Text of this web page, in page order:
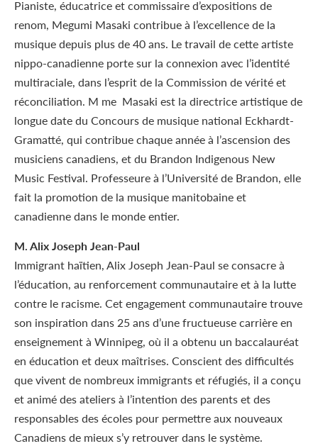
Pianiste, éducatrice et commissaire d’expositions de
renom, Megumi Masaki contribue à l’excellence de la
musique depuis plus de 40 ans. Le travail de cette artiste
nippo-canadienne porte sur la connexion avec l’identité
multiraciale, dans l’esprit de la Commission de vérité et
réconciliation. M me Masaki est la directrice artistique de
longue date du Concours de musique national Eckhardt-
Gramatté, qui contribue chaque année à l’ascension des
musiciens canadiens, et du Brandon Indigenous New
Music Festival. Professeure à l’Université de Brandon, elle
fait la promotion de la musique manitobaine et
canadienne dans le monde entier.
M. Alix Joseph Jean-Paul
Immigrant haïtien, Alix Joseph Jean-Paul se consacre à
l’éducation, au renforcement communautaire et à la lutte
contre le racisme. Cet engagement communautaire trouve
son inspiration dans 25 ans d’une fructueuse carrière en
enseignement à Winnipeg, où il a obtenu un baccalauréat
en éducation et deux maîtrises. Conscient des difficultés
que vivent de nombreux immigrants et réfugiés, il a conçu
et animé des ateliers à l’intention des parents et des
responsables des écoles pour permettre aux nouveaux
Canadiens de mieux s’y retrouver dans le système.